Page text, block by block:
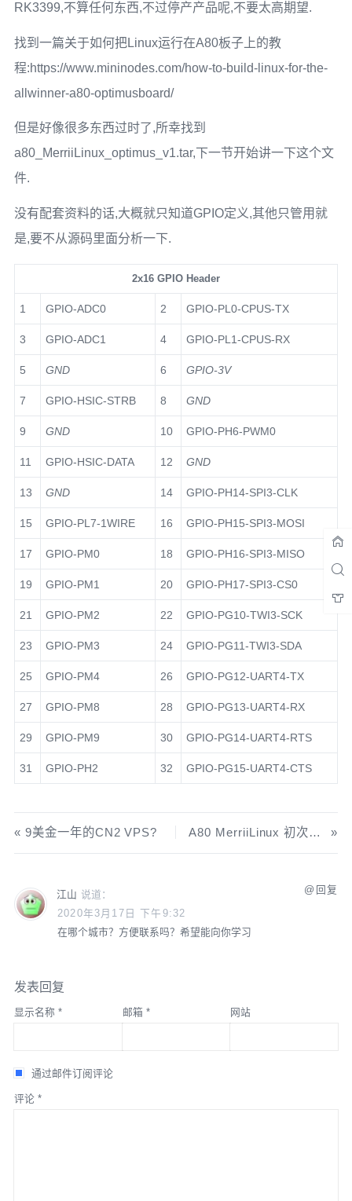
RK3399,不算任何东西,不过停产产品呢,不要太高期望.
找到一篇关于如何把Linux运行在A80板子上的教
程:https://www.mininodes.com/how-to-build-linux-for-the-
allwinner-a80-optimusboard/
但是好像很多东西过时了,所幸找到
a80_MerriiLinux_optimus_v1.tar,下一节开始讲一下这个文
件.
没有配套资料的话,大概就只知道GPIO定义,其他只管用就
是,要不从源码里面分析一下.
2x16 GPIO Header
1 GPIO-ADC0 2 GPIO-PL0-CPUS-TX
3 GPIO-ADC1 4 GPIO-PL1-CPUS-RX
5 GND 6 GPIO-3V
7 GPIO-HSIC-STRB 8 GND
9 GND 10 GPIO-PH6-PWM0
11 GPIO-HSIC-DATA 12 GND
13 GND 14 GPIO-PH14-SPI3-CLK
15 GPIO-PL7-1WIRE 16 GPIO-PH15-SPI3-MOSI
17 GPIO-PM0 18 GPIO-PH16-SPI3-MISO
19 GPIO-PM1 20 GPIO-PH17-SPI3-CS0
21 GPIO-PM2 22 GPIO-PG10-TWI3-SCK
23 GPIO-PM3 24 GPIO-PG11-TWI3-SDA
25 GPIO-PM4 26 GPIO-PG12-UART4-TX
27 GPIO-PM8 28 GPIO-PG13-UART4-RX
29 GPIO-PM9 30 GPIO-PG14-UART4-RTS
31 GPIO-PH2 32 GPIO-PG15-UART4-CTS
9美金一年的CN2 VPS? A80 MerriiLinux 初次编译
江山 说道：
2020年3月17日 下午9:32
在哪个城市？方便联系吗？希望能向你学习
回复
发表回复
显示名称 * 邮箱 * 网站
通过邮件订阅评论
评论 *